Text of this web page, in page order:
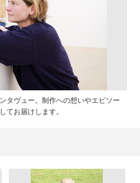
タヴュー。制作への想いやエピソー
てお届けします。